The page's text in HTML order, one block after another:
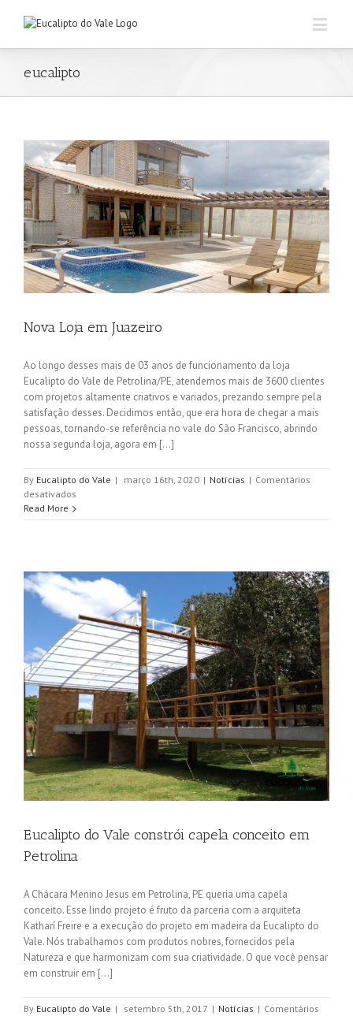
eucalipto
Nova Loja em Juazeiro
Ao longo desses mais de 03 anos de funcionamento da loja
Eucalipto do Vale de Petrolina/PE, atendemos mais de 3600 clientes
com projetos altamente criativos e variados, prezando sempre pela
satisfação desses. Decidimos então, que era hora de chegar a mais
pessoas, tornando-se referência no vale do São Francisco, abrindo
nossa segunda loja, agora em [...]
By Eucalipto do Vale | março 16th, 2020 | Notícias | Comentários
desativados
Nova
Loja
Read More
Eucalipto do Vale constrói capela conceito em
Petrolina
A Chácara Menino Jesus em Petrolina, PE queria uma capela
conceito. Esse lindo projeto é fruto da parceria com a arquiteta
Katharí Freire e a execução do projeto em madeira da Eucalipto do
Vale. Nós trabalhamos com produtos nobres, fornecidos pela
Natureza e que harmonizam com sua criatividade. O que você pensar
em construir em [...]
By Eucalipto do Vale | setembro 5th, 2017 | Notícias | Comentários